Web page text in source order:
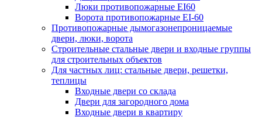
Люки противопожарные EI60
Ворота противопожарные EI-60
Противопожарные дымогазонепроницаемые
двери, люки, ворота
Строительные стальные двери и входные группы
для строительных объектов
Для частных лиц: стальные двери, решетки,
теплицы
Входные двери со склада
Двери для загородного дома
Входные двери в квартиру